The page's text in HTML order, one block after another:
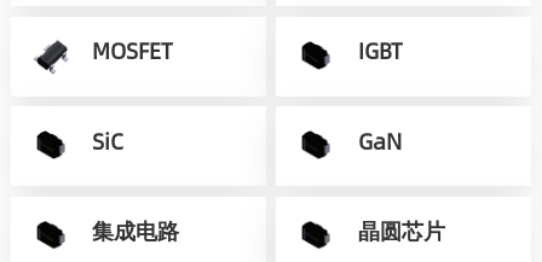
MOSFET IGBT
SiC GaN
集成电路 晶圆芯片